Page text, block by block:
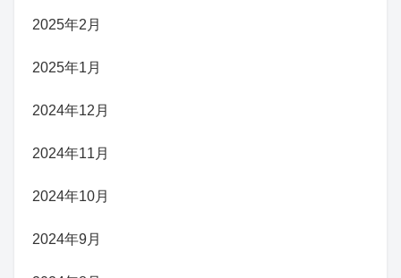
2025年2月
2025年1月
2024年12月
2024年11月
2024年10月
2024年9月